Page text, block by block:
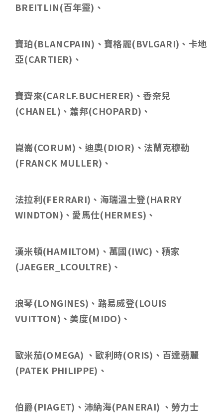
BREITLIN(百年靈) 、
寶珀(BLANCPAIN) 、寶格麗(BVLGARI) 、卡地
亞(CARTIER) 、
寶齊來(CARLF.BUCHERER) 、香奈兒
(CHANEL) 、蕭邦(CHOPARD) 、
崑崙(CORUM) 、迪奧(DIOR) 、法蘭克穆勒
(FRANCK MULLER) 、
法拉利(FERRARI) 、海瑞溫士登(HARRY
WINDTON) 、愛馬仕(HERMES) 、
漢米頓(HAMILTOM) 、萬國(IWC) 、積家
(JAEGER_LCOULTRE) 、
浪琴(LONGINES) 、路易威登(LOUIS
VUITTON) 、美度(MIDO) 、
歐米茄(OMEGA) 、歐利時(ORIS) 、百達翡麗
(PATEK PHILIPPE) 、
伯爵(PIAGET) 、沛納海(PANERAI) 、勞力士